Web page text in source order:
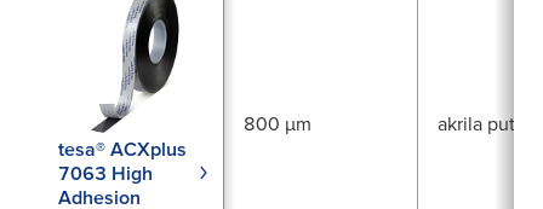
tesa® ACXplus
7063 High
Adhesion
800 µm akrila putas